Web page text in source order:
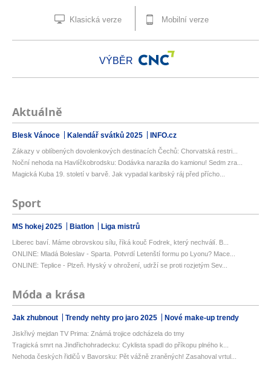
Klasická verze Mobilní verze
VÝBĚR
Aktuálně
Blesk Vánoce Kalendář svátků 2025 INFO.cz
Zákazy v oblíbených dovolenkových destinacích Čechů: Chorvatská restri...
Noční nehoda na Havlíčkobrodsku: Dodávka narazila do kamionu! Sedm zra...
Magická Kuba 19. století v barvě. Jak vypadal karibský ráj před přícho...
Sport
MS hokej 2025 Biatlon Liga mistrů
Liberec baví. Máme obrovskou sílu, říká kouč Fodrek, který nechválí. B...
ONLINE: Mladá Boleslav - Sparta. Potvrdí Letenští formu po Lyonu? Mace...
ONLINE: Teplice - Plzeň. Hyský v ohrožení, udrží se proti rozjetým Sev...
Móda a krása
Jak zhubnout Trendy nehty pro jaro 2025 Nové make-up trendy
Jiskřivý mejdan TV Prima: Známá trojice odcházela do tmy
Tragická smrt na Jindřichohradecku: Cyklista spadl do příkopu plného k...
Nehoda českých řidičů v Bavorsku: Pět vážně zraněných! Zasahoval vrtul...